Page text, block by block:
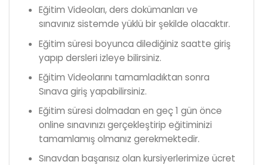
Eğitim Videoları, ders dokümanları ve
sınavınız sistemde yüklü bir şekilde olacaktır.
Eğitim süresi boyunca dilediğiniz saatte giriş
yapıp dersleri izleye bilirsiniz.
Eğitim Videolarını tamamladıktan sonra
Sınava giriş yapabilirsiniz.
Eğitim süresi dolmadan en geç 1 gün önce
online sınavınızı gerçekleştirip eğitiminizi
tamamlamış olmanız gerekmektedir.
Sınavdan başarısız olan kursiyerlerimize ücret